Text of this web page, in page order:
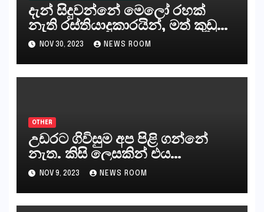
දැන් සිදුවන්නේ මෙලෝ රහක්
නැති රස්තියාදුකාරයින්, මත් කුඩු
ගෙන්වන්නන් සහ අලෙවි
කරන්නන්,කැලෑපාළුවන්, මහජන
නියෝජිතයින්
NOV 30, 2023 NEWS ROOM
OTHER
උඩරට ගිවිසුම අප පිළි ගන්නේ
නැත. කිසි ලෙසකින් එය
නීත්‍යානුකූල ලියවිල්ලක් නො වේ.
සිංහල ප්‍රතිපත්ති කේන්ද්‍රයෙන්
ජනාධිපති දැන් වූ ලිපියෙන්
NOV 9, 2023 NEWS ROOM